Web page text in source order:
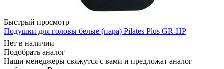
Быстрый просмотр
Подушки для головы белые (пара) Pilates Plus GR-HP
Нет в наличии
Подобрать аналог
Наши менеджеры свяжутся с вами и предложат аналог